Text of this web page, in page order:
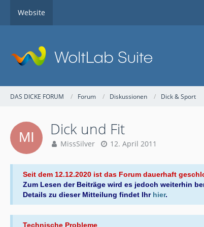
Website
DAS DICKE FORUM Forum Diskussionen Dick & Sport
Dick und Fit
MissSilver 12. April 2011
Seit dem 12.12.2020 ist das Forum dauerhaft
Zum Lesen der Beiträge wird es jedoch weiterhin
Details zu dieser Mitteilung findet Ihr hier.
Technische Probleme